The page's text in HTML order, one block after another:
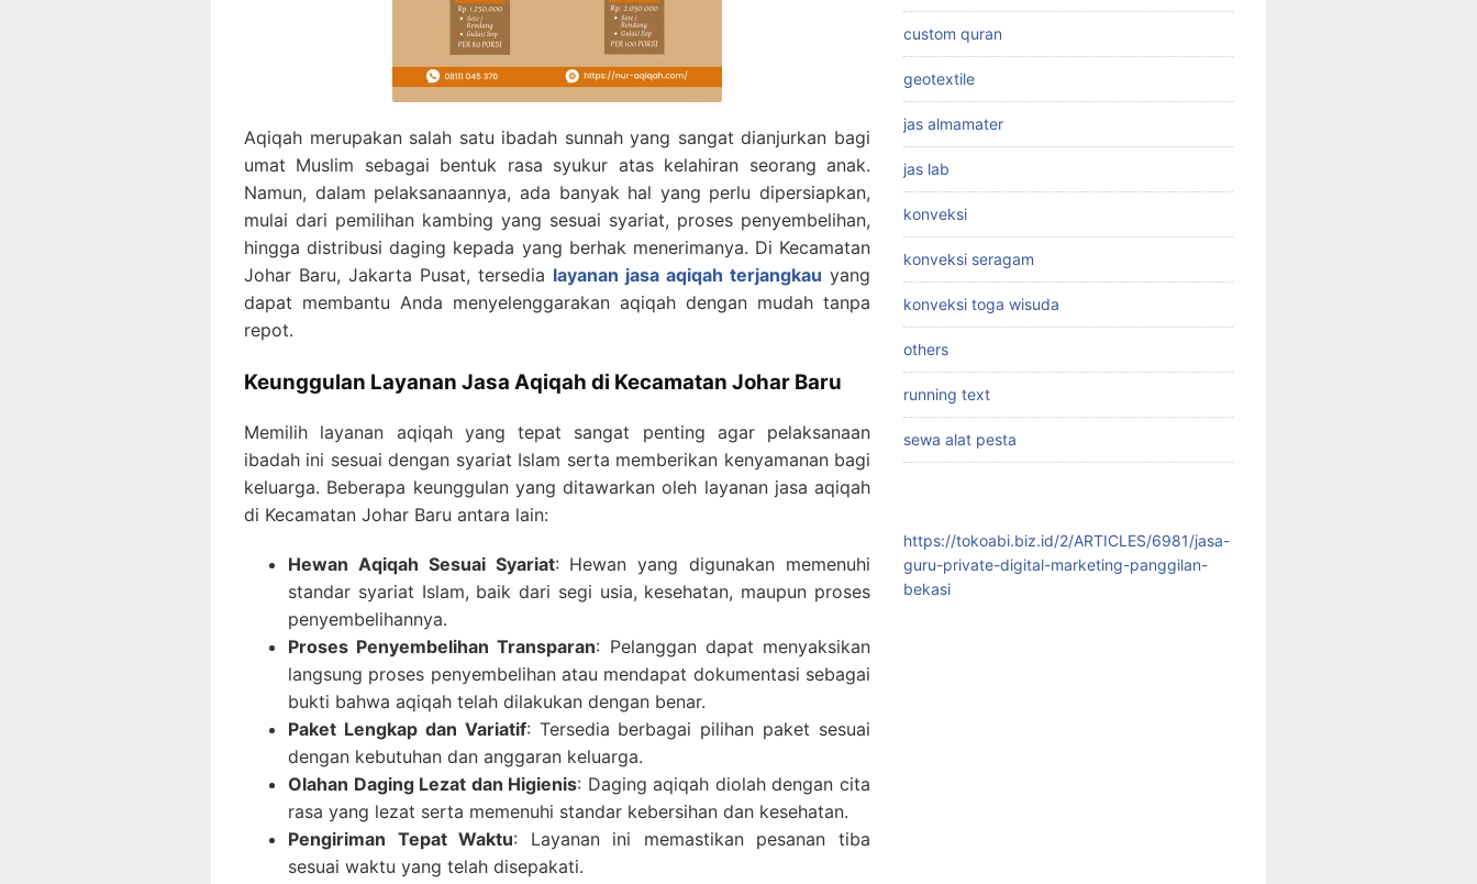
Aqiqah merupakan salah satu ibadah sunnah yang sangat dianjurkan bagi
umat Muslim sebagai bentuk rasa syukur atas kelahiran seorang anak.
Namun, dalam pelaksanaannya, ada banyak hal yang perlu dipersiapkan,
mulai dari pemilihan kambing yang sesuai syariat, proses penyembelihan,
hingga distribusi daging kepada yang berhak menerimanya. Di Kecamatan
Johar Baru, Jakarta Pusat, tersedia layanan jasa aqiqah terjangkau yang
dapat membantu Anda menyelenggarakan aqiqah dengan mudah tanpa
repot.
Keunggulan Layanan Jasa Aqiqah di Kecamatan Johar Baru
Memilih layanan aqiqah yang tepat sangat penting agar pelaksanaan
ibadah ini sesuai dengan syariat Islam serta memberikan kenyamanan bagi
keluarga. Beberapa keunggulan yang ditawarkan oleh layanan jasa aqiqah
di Kecamatan Johar Baru antara lain:
Hewan Aqiqah Sesuai Syariat: Hewan yang digunakan memenuhi
standar syariat Islam, baik dari segi usia, kesehatan, maupun proses
penyembelihannya.
Proses Penyembelihan Transparan: Pelanggan dapat menyaksikan
langsung proses penyembelihan atau mendapat dokumentasi sebagai
bukti bahwa aqiqah telah dilakukan dengan benar.
Paket Lengkap dan Variatif: Tersedia berbagai pilihan paket sesuai
dengan kebutuhan dan anggaran keluarga.
Olahan Daging Lezat dan Higienis: Daging aqiqah diolah dengan cita
rasa yang lezat serta memenuhi standar kebersihan dan kesehatan.
Pengiriman Tepat Waktu: Layanan ini memastikan pesanan tiba
sesuai waktu yang telah disepakati.
custom quran
geotextile
jas almamater
jas lab
konveksi
konveksi seragam
konveksi toga wisuda
others
running text
sewa alat pesta
https://tokoabi.biz.id/2/ARTICLES/6981/jasa-
guru-private-digital-marketing-panggilan-
bekasi